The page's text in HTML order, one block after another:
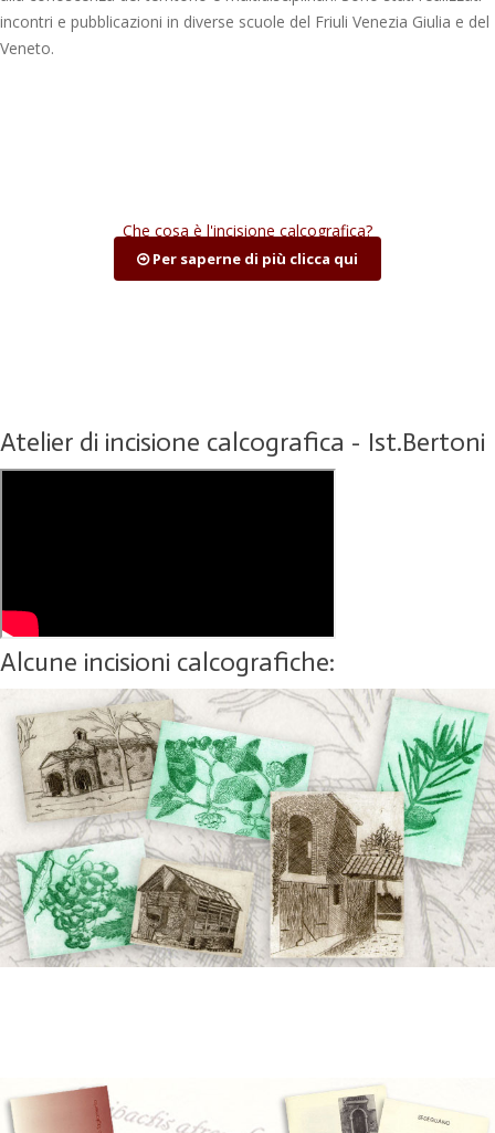
incontri e pubblicazioni in diverse scuole del Friuli Venezia Giulia e del
Veneto.
Che cosa è l'incisione calcografica?
Per saperne di più clicca qui
Atelier di incisione calcografica - Ist.Bertoni
Alcune incisioni calcografiche: